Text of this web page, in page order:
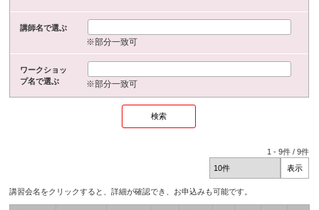
講師名で選ぶ
※部分一致可
ワークショッ
プ名で選ぶ
※部分一致可
1 -9件 /9件
講習会名をクリックすると、詳細が確認でき、お申込みも可能です。